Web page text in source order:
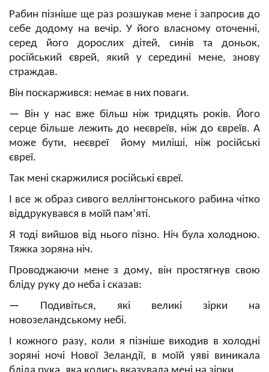
Рабин пізніше ще раз розшукав мене і запросив до
себе додому на вечір. У його власному оточенні,
серед його дорослих дітей, синів та доньок,
російський єврей, який у середині мене, знову
страждав.
Він поскаржився: немає в них поваги.
— Він у нас вже більш ніж тридцять років. Його
серце більше лежить до неєвреїв, ніж до євреїв. А
може бути, неєвреї йому миліші, ніж російські
євреї.
Так мені скаржилися російські євреї.
І все ж образ сивого веллінгтонського рабина чітко
віддрукувався в моїй пам’яті.
Я тоді вийшов від нього пізно. Ніч була холодною.
Тяжка зоряна ніч.
Проводжаючи мене з дому, він простягнув свою
бліду руку до неба і сказав:
— Подивіться, які великі зірки на
новозеландському небі.
І кожного разу, коли я пізніше виходив в холодні
зоряні ночі Нової Зеландії, в моїй уяві виникала